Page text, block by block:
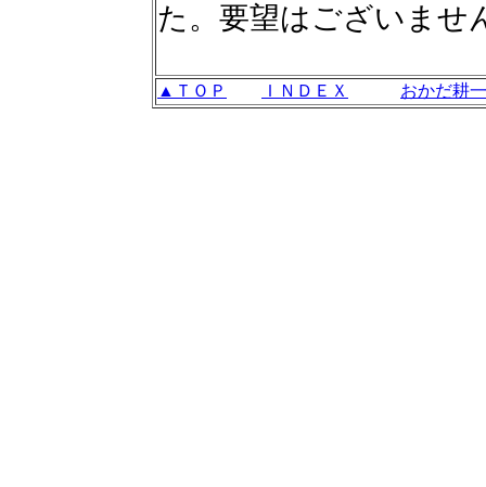
た。要望はございませ
▲ＴＯＰ ＩＮＤＥＸ おかだ耕